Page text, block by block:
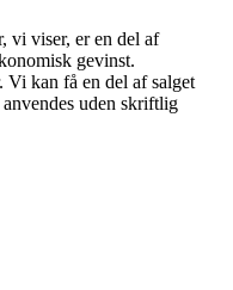
vi viser, er en del af
gevinst.
kan få en del af salget
uden skriftlig